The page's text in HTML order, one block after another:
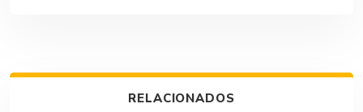
ok p s n tir
RELACIONADOS